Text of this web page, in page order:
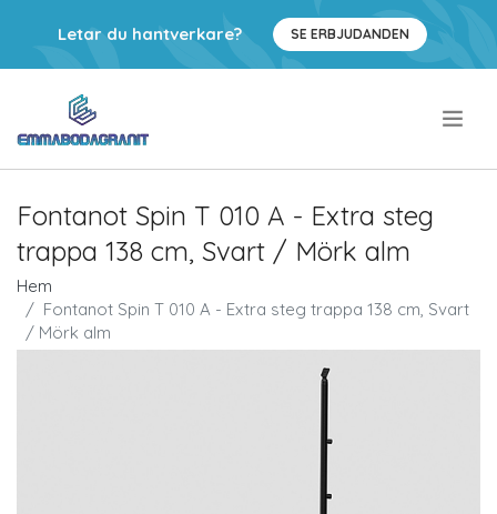
Letar du hantverkare? SE ERBJUDANDEN
Fontanot Spin T 010 A - Extra steg
trappa 138 cm, Svart / Mörk alm
Hem
Fontanot Spin T 010 A - Extra steg trappa 138 cm, Svart
/ Mörk alm